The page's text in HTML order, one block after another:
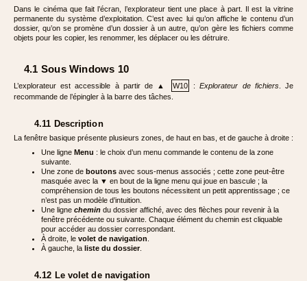
Dans le cinéma que fait l’écran, l’explorateur tient une place à part. Il est la vitrine
permanente du système d’exploitation. C’est avec lui qu’on affiche le contenu d’un
dossier, qu’on se promène d’un dossier à un autre, qu’on gère les fichiers comme
objets pour les copier, les renommer, les déplacer ou les détruire.
4.1 Sous Windows 10
L’explorateur est accessible à partir de ▲ W10 :Explorateur de fichiers. Je
recommande de l’épingler à la barre des tâches.
4.11 Description
La fenêtre basique présente plusieurs zones, de haut en bas, et de gauche à droite :
Une ligne Menu : le choix d’un menu commande le contenu de la zone
suivante.
Une zone de boutons avec sous-menus associés ; cette zone peut-être
masquée avec la ▼ en bout de la ligne menu qui joue en bascule ; la
compréhension de tous les boutons nécessitent un petit apprentissage ; ce
n’est pas un modèle d’intuition.
Une ligne chemin du dossier affiché, avec des flèches pour revenir à la
fenêtre précédente ou suivante. Chaque élément du chemin est cliquable
pour accéder au dossier correspondant.
À droite, le volet de navigation
À gauche, la liste du dossier.
4.12 Le volet de navigation